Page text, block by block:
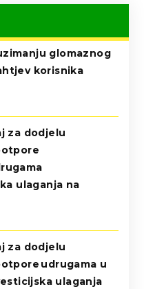
glomaznog
korisnika
za dodjelu
ulaganja na
za dodjelu
udrugama u
ulaganja